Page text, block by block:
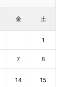
金 土
1
7 8
14 15